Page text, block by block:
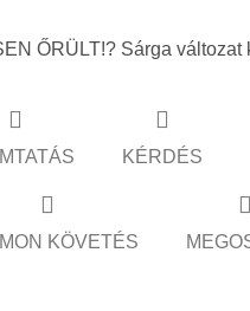
ŐRÜLT!? Sárga változat
KÉRDÉS
KÖVETÉS